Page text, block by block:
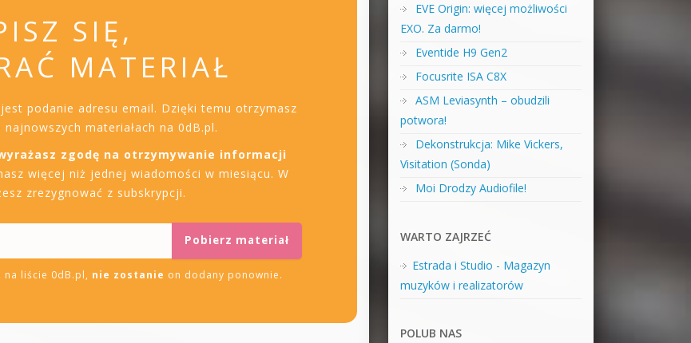
SIĘ,
MATERIAŁ
podanie adresu email. Dzięki temu otrzymasz
materiałach na 0dB.pl.
zgodę na otrzymywanie informacji
więcej niż jednej wiadomości w miesiącu. W
zrezygnować z subskrypcji.
na liście 0dB.pl, nie zostanie on dodany ponownie.
EVE Origin: więcej możliwości
EXO. Za darmo!
Eventide H9 Gen2
Focusrite ISA C8X
ASM Leviasynth – obudzili
potwora!
Dekonstrukcja: Mike Vickers,
Visitation (Sonda)
Moi Drodzy Audiofile!
WARTO ZAJRZEĆ
Estrada i Studio - Magazyn
muzyków i realizatorów
POLUB NAS